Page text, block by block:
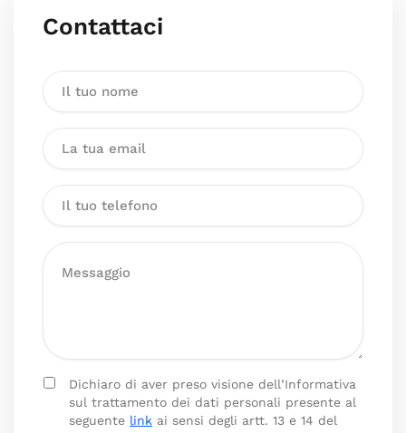
Contattaci
Dichiaro di aver preso visione dell’Informativa
sul trattamento dei dati personali presente al
seguente link ai sensi degli artt. 13 e 14 del